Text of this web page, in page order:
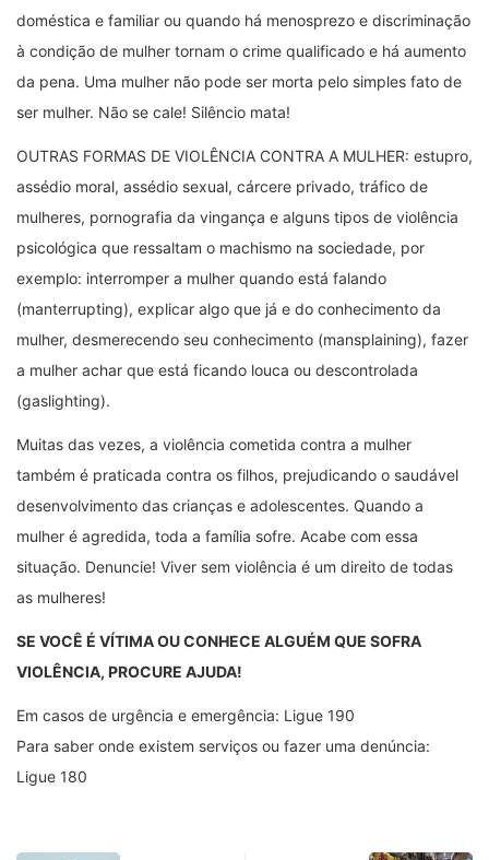
doméstica e familiar ou quando há menosprezo e discriminação
à condição de mulher tornam o crime qualificado e há aumento
da pena. Uma mulher não pode ser morta pelo simples fato de
ser mulher. Não se cale! Silêncio mata!
OUTRAS FORMAS DE VIOLÊNCIA CONTRA A MULHER: estupro,
assédio moral, assédio sexual, cárcere privado, tráfico de
mulheres, pornografia da vingança e alguns tipos de violência
psicológica que ressaltam o machismo na sociedade, por
exemplo: interromper a mulher quando está falando
(manterrupting), explicar algo que já e do conhecimento da
mulher, desmerecendo seu conhecimento (mansplaining), fazer
a mulher achar que está ficando louca ou descontrolada
(gaslighting).
Muitas das vezes, a violência cometida contra a mulher
também é praticada contra os filhos, prejudicando o saudável
desenvolvimento das crianças e adolescentes. Quando a
mulher é agredida, toda a família sofre. Acabe com essa
situação. Denuncie! Viver sem violência é um direito de todas
as mulheres!
SE VOCÊ É VÍTIMA OU CONHECE ALGUÉM QUE SOFRA
VIOLÊNCIA, PROCURE AJUDA!
Em casos de urgência e emergência: Ligue 190
Para saber onde existem serviços ou fazer uma denúncia:
Ligue 180